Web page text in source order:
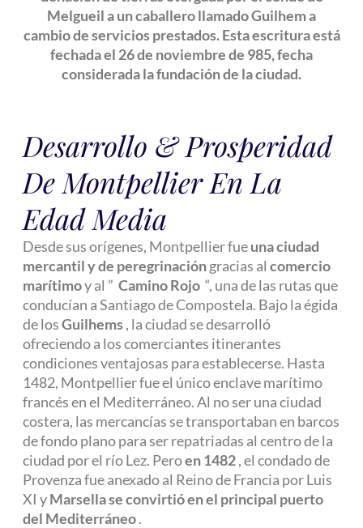
Melgueil a un caballero llamado Guilhem a
cambio de servicios prestados. Esta escritura está
fechada el 26 de noviembre de 985, fecha
considerada la fundación de la ciudad.
Desarrollo & Prosperidad
De Montpellier En La
Edad Media
Desde sus orígenes, Montpellier fueuna ciudad
mercantil y de peregrinacióngracias al comercio
marítimoy al ” Camino Rojo“, una de las rutas que
conducían a Santiago de Compostela. Bajo la égida
de losGuilhems, la ciudad se desarrolló
ofreciendo a los comerciantes itinerantes
condiciones ventajosas para establecerse. Hasta
1482, Montpellier fue el único enclave marítimo
francés en el Mediterráneo. Al no ser una ciudad
costera, las mercancías se transportaban en barcos
de fondo plano para ser repatriadas al centro de la
ciudad por el río Lez. Peroen 1482, el condado de
Provenza fue anexado al Reino de Francia por Luis
XI yMarsella se convirtió en el principal puerto
del Mediterráneo.